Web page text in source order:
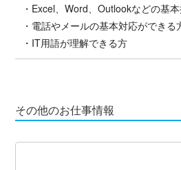
・Excel、Word、Outlookなどの基
・電話やメールの基本対応ができる
・IT用語が理解できる方
その他のお仕事情報